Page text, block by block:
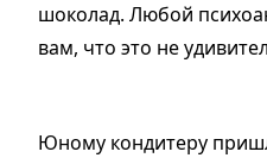
шоколад. Любой
вам, что это не
Юному кондитеру